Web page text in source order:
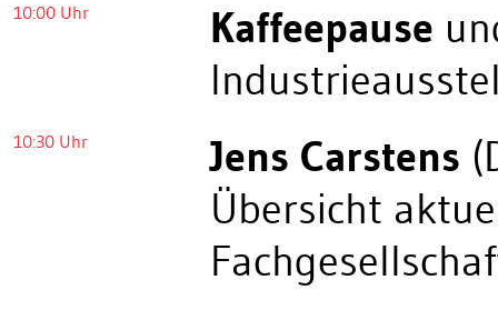
10:00 Uhr Kaffeepause
10:30 Uhr Jens Carstens
Übersicht